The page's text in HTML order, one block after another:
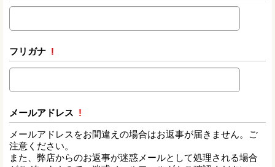
フリガナ !
メールアドレス !
メールアドレスをお間違えの場合はお返事が届きません。ご
注意ください。
また、弊店からのお返事が迷惑メールとして処理される場合